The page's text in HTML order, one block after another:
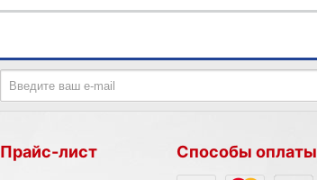
Прайс-лист Способы оплаты